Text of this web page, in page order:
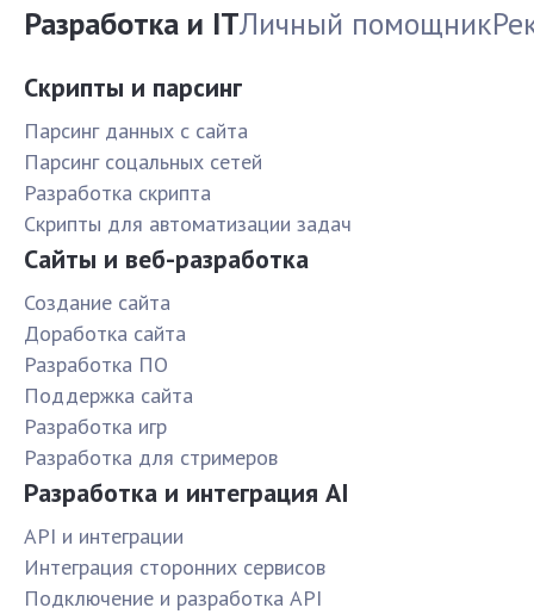
Разработка и ITЛичный помощник
Скрипты и парсинг
Парсинг данных с сайта
Парсинг соцальных сетей
Разработка скрипта
Скрипты для автоматизации задач
Сайты и веб-разработка
Создание сайта
Доработка сайта
Разработка ПО
Поддержка сайта
Разработка игр
Разработка для стримеров
Разработка и интеграция AI
API и интеграции
Интеграция сторонних сервисов
Подключение и разработка API